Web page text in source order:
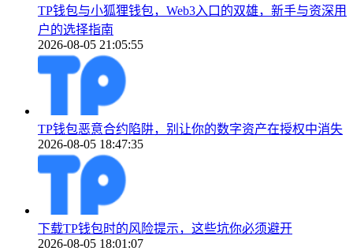
TP钱包与小狐狸钱包，Web3入口的双雄，新手与资深用
户的选择指南
2026-08-05 21:05:55
TP钱包恶意合约陷阱，别让你的数字资产在授权中消失
2026-08-05 18:47:35
下载TP钱包时的风险提示，这些坑你必须避开
2026-08-05 18:01:07